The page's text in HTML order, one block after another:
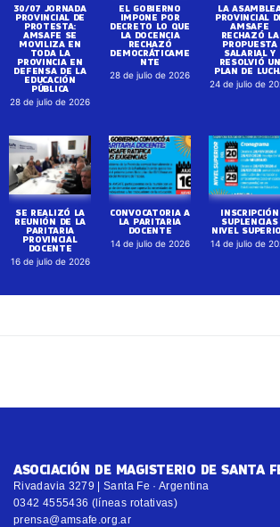
30/07 JORNADA
PROVINCIAL DE
PROTESTA:
AMSAFE SE
MOVILIZA EN
TODA LA
PROVINCIA EN
DEFENSA DE LA
EDUCACIÓN
PÚBLICA
28 de julio de 2026
EL GOBIERNO
IMPONE POR
DECRETO LO QUE
LA DOCENCIA
RECHAZÓ
DEMOCRÁTICAME
NTE
28 de julio de 2026
LA
PROVINCIAL
AMSAFE
RECHAZÓ LA
PROPUESTA
SALARIAL Y
RESOLVIÓ UN
PLAN DE
24 de julio de
SE REALIZÓ LA
REUNIÓN DE LA
PARITARIA
PROVINCIAL
DOCENTE
16 de julio de 2026
CONVOCATORIA A
LA PARITARIA
DOCENTE
14 de julio de 2026
INSCRIPCIÓN
SUPLENCIAS
NIVEL
14 de julio de
ASOCIACIÓN DE MAGISTERIO DE SANTA
Rivadavia 3279 | Santa Fe · Argentina
0342 4555436 (líneas rotativas)
prensa@amsafe.org.ar